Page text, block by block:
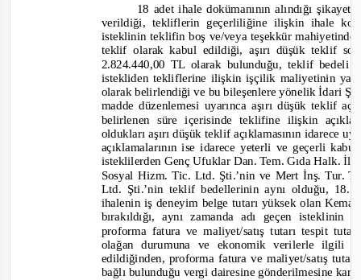
18 adet ihale dokümanının alındığı
verildiği, tekliflerin geçerliliğine ilişkin ihale
isteklinin teklifin boş ve/veya teşekkür
teklif olarak kabul edildiği, aşırı düşük teklif
2.824.440,00 TL olarak bulunduğu, teklif bedeli
istekliden tekliflerine ilişkin işçilik maliyetinin
olarak belirlendiği ve bu bileşenlere yönelik İdari
madde düzenlemesi uyarınca aşırı düşük teklif
belirlenen süre içerisinde teklifine ilişkin
oldukları aşırı düşük teklif açıklamasının idarece
açıklamalarının ise idarece yeterli ve geçerli
isteklilerden Genç Ufuklar Dan. Tem. Gıda Halk.
Sosyal Hizm. Tic. Ltd. Şti.’nin ve Mert İnş. Tur.
Ltd. Şti.’nin teklif bedellerinin aynı olduğu,
ihalenin iş deneyim belge tutarı yüksek olan
bırakıldığı, aynı zamanda adı geçen
proforma fatura ve maliyet/satış tutarı tespit
olağan durumuna ve ekonomik verilerle ilgili
edildiğinden, proforma fatura ve maliyet/satış
bağlı bulunduğu vergi dairesine gönderilmesine